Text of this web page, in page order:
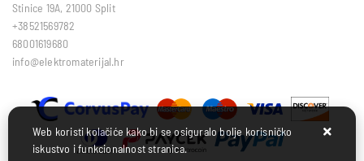
Stinice 19A, 21000 Split
+38521569782
68001619680
info@elektromaterijal.hr
Web koristi kolačiće kako bi se osiguralo bolje korisničko
iskustvo i funkcionalnost stranica.